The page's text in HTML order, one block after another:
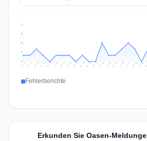
2
3
5
6
Jul 11 Jul 12 Jul 13 Jul 14 Jul 15 Jul 16 Jul 17 Jul 18 Jul 19 Jul 20 Jul 21 Jul 22 Jul 23 Jul 24 Jul 25 Jul 26 Jul 27 Jul 28 Jul 29
Fehlerberichte
Erkunden Sie Oasen-